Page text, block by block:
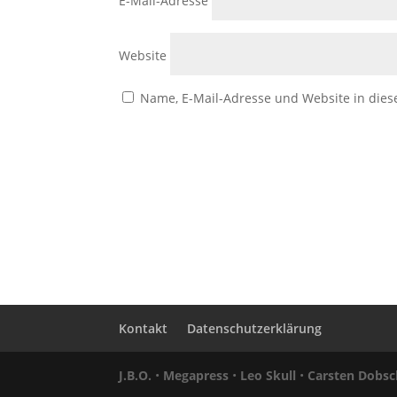
Website
Name, E-Mail-Adresse und Website in
Kontakt Datenschutzerklärung
J.B.O. • Megapress • Leo Skull • Carsten